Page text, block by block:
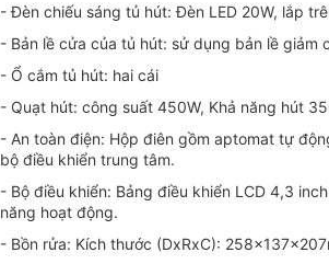
- Đèn chiếu sáng tủ hút: Đèn LED 20W, lắp
- Bản lề cửa của tủ hút: sử dụng bản lề
- Ổ cắm tủ hút: hai cái
- Quạt hút: công suất 450W, Khả năng hút
- An toàn điện: Hộp điên gồm aptomat tự
bộ điều khiển trung tâm.
- Bộ điều khiển: Bảng điều khiển LCD 4,3
năng hoạt động.
- Bồn rửa: Kích thước (DxRxC):